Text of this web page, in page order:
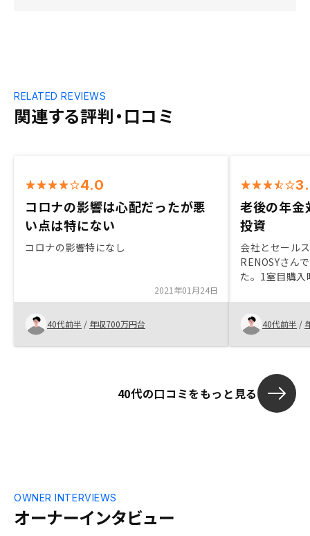
関連する評判・口コミ
RELATED REVIEWS
4.0
コロナの影響は心配だったが悪
い点は特にない
コロナの影響特になし
2021年01月24日
40代前半 / 年収700万円台
老後の年金
投資
会社とセール
RENOSYさん
た。1室目購
対するネガテ
した。こちら
してくれまし
40代前半 /
40代の口コミをもっと見る
オーナーインタビュー
OWNER INTERVIEWS